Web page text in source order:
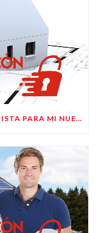
¿CÓMO ELEGIR EL MEJOR ELECTRICISTA PARA MI NUEVA CASA?